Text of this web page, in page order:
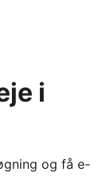
i
og få e-